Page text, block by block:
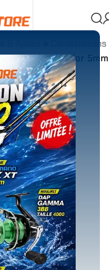
Combinaisons
camo Junior 5mm